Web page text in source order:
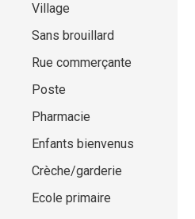
Village
Sans brouillard
Rue commerçante
Poste
Pharmacie
Enfants bienvenus
Crèche/garderie
Ecole primaire